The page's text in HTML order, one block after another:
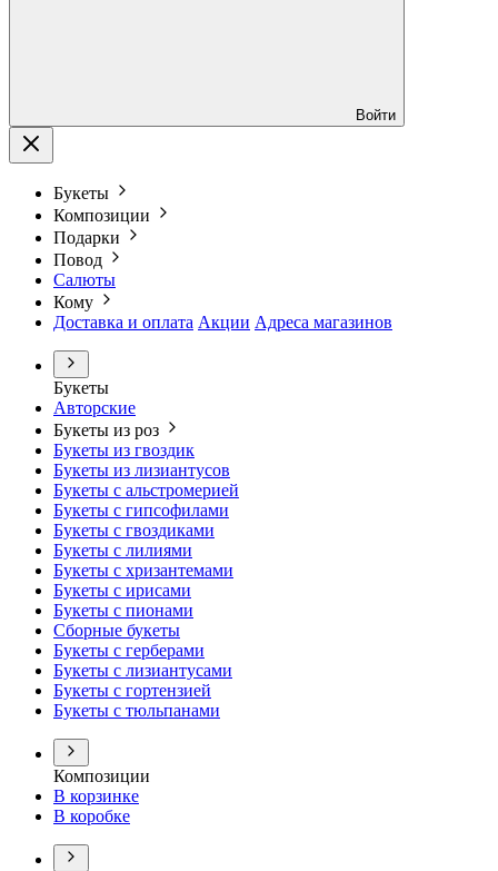
Войти
Букеты
Композиции
Подарки
Повод
Салюты
Кому
Доставка и оплата Акции Адреса магазинов
Букеты
Авторские
Букеты из роз
Букеты из гвоздик
Букеты из лизиантусов
Букеты с альстромерией
Букеты с гипсофилами
Букеты с гвоздиками
Букеты с лилиями
Букеты с хризантемами
Букеты с ирисами
Букеты с пионами
Сборные букеты
Букеты с герберами
Букеты с лизиантусами
Букеты с гортензией
Букеты с тюльпанами
Композиции
В корзинке
В коробке